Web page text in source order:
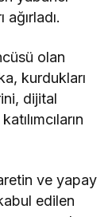
ağırladı.
olan
kurdukları
dijital
ve yapay
edilen